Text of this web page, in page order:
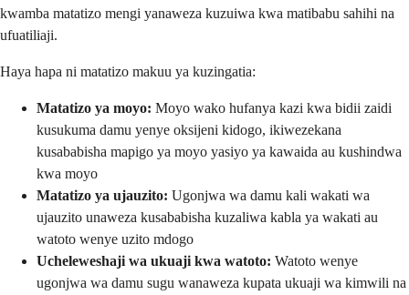
kwamba matatizo mengi yanaweza kuzuiwa kwa matibabu sahihi na
ufuatiliaji.
Haya hapa ni matatizo makuu ya kuzingatia:
Matatizo ya moyo: Moyo wako hufanya kazi kwa bidii zaidi
kusukuma damu yenye oksijeni kidogo, ikiwezekana
kusababisha mapigo ya moyo yasiyo ya kawaida au kushindwa
kwa moyo
Matatizo ya ujauzito: Ugonjwa wa damu kali wakati wa
ujauzito unaweza kusababisha kuzaliwa kabla ya wakati au
watoto wenye uzito mdogo
Ucheleweshaji wa ukuaji kwa watoto: Watoto wenye
ugonjwa wa damu sugu wanaweza kupata ukuaji wa kimwili na